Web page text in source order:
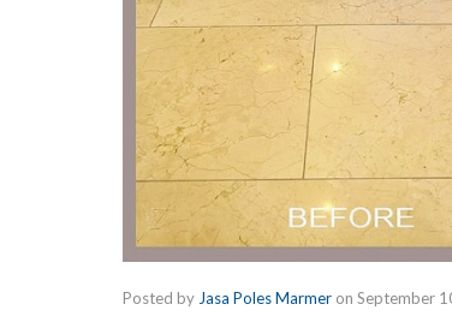
Posted by Jasa Poles Marmer on September